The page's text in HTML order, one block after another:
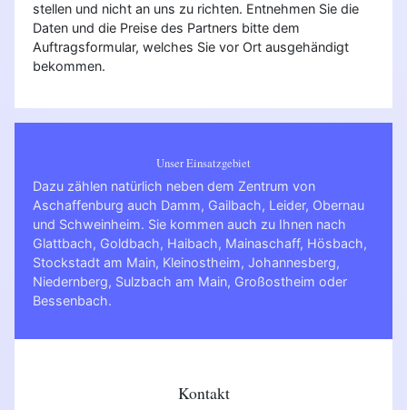
stellen und nicht an uns zu richten. Entnehmen Sie die
Daten und die Preise des Partners bitte dem
Auftragsformular, welches Sie vor Ort ausgehändigt
bekommen.
Unser Einsatzgebiet
Dazu zählen natürlich neben dem Zentrum von
Aschaffenburg auch Damm, Gailbach, Leider, Obernau
und Schweinheim. Sie kommen auch zu Ihnen nach
Glattbach, Goldbach, Haibach, Mainaschaff, Hösbach,
Stockstadt am Main, Kleinostheim, Johannesberg,
Niedernberg, Sulzbach am Main, Großostheim oder
Bessenbach.
Kontakt